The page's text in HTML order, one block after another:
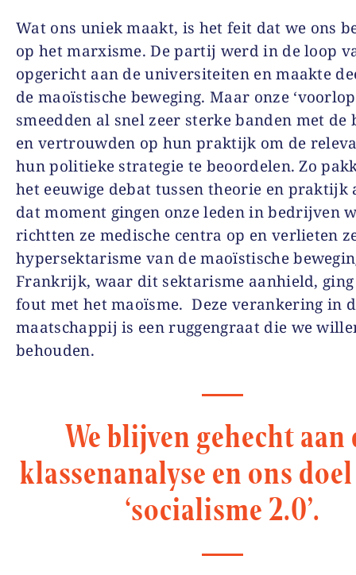
Wat ons uniek maakt, is het feit dat we ons
op het marxisme. De partij werd in de loop
opgericht aan de universiteiten en maakte
de maoïstische beweging. Maar onze
smeedden al snel zeer sterke banden met de
en vertrouwden op hun praktijk om de
hun politieke strategie te beoordelen. Zo
het eeuwige debat tussen theorie en praktijk
dat moment gingen onze leden in bedrijven
richtten ze medische centra op en verlieten
hypersektarisme van de maoïstische
Frankrijk, waar dit sektarisme aanhield,
fout met het maoïsme. Deze verankering in
maatschappij is een ruggengraat die we
behouden.
We blijven gehecht aan
klassenanalyse en ons
‘socialisme 2.0’.